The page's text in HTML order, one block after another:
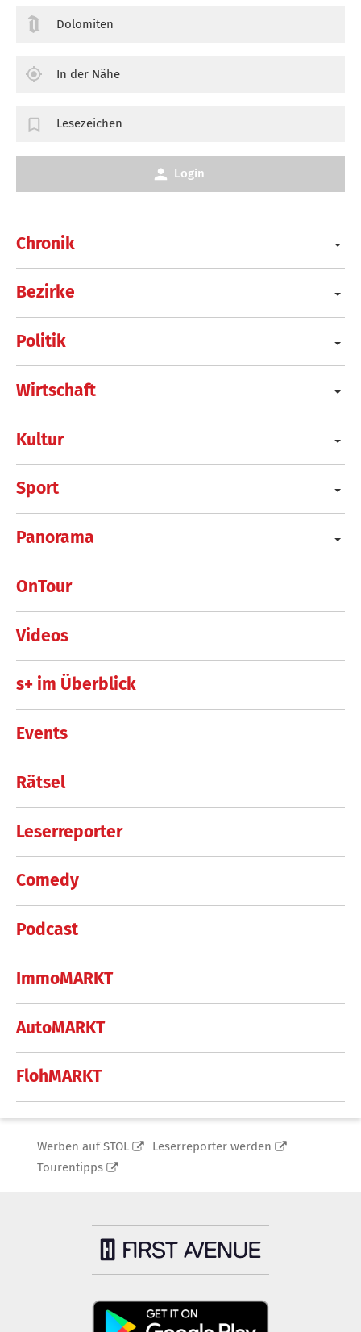
Chronik
Bezirke
Politik
Wirtschaft
Kultur
Sport
Panorama
OnTour
Videos
s+ im Überblick
Events
Rätsel
Leserreporter
Comedy
Podcast
ImmoMARKT
AutoMARKT
FlohMARKT
Dolomiten
In der Nähe
Lesezeichen
Login
Werben auf STOL
Leserreporter werden
Tourentipps